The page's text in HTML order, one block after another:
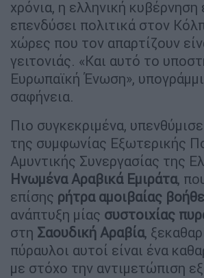
χρόνια, η ελληνική κυβέρνηση
επενδύσει πολιτικά στον
χώρες που τον απαρτίζουν
γειτονιάς. «Και αυτό το
Ευρωπαϊκή Ένωση»,
σαφήνεια.
Πιο συγκεκριμένα,
της συμφωνίας Εξωτερικής
Αμυντικής Συνεργασίας της
Ηνωμένα Αραβικά Εμιράτα,
επίσης ρήτρα αμοιβαίας
ανάπτυξη μίας συστοιχίας
στη Σαουδική Αραβία,
πύραυλοι αυτοί είναι ένα
με στόχο την αντιμετώπιση